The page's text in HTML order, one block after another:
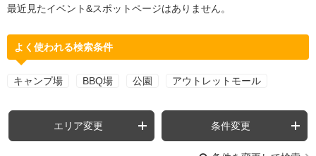
最近見たイベント&スポットページはありません。
よく使われる検索条件
キャンプ場 BBQ場 公園 アウトレットモール
エリア変更 条件変更